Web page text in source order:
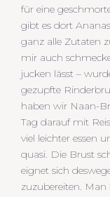
für eine
gibt es dort
ganz alle Zutaten
mir auch
jucken lässt –
gezupfte
haben wir Naan-
Tag darauf mit
viel leichter essen
quasi. Die Brust
eignet sich
zuzubereiten.